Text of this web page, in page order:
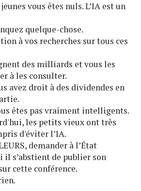
vous êtes nuls. L’IA est un
quelque-chose.
à vos recherches sur tous ces
des milliards et vous les
à les consulter.
avez droit à des dividendes en
êtes pas vraiment intelligents.
les petits vieux ont très
d'éviter l’IA.
demander à l’État
il s’abstient de publier son
cette conférence.